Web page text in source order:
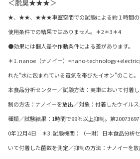
＜脱臭★★★＞
★、★★、★★★車室空間での試験による約１時間の
使用条件での結果ではありません。＊2＊3＊4
●効果には個人差や作動条件による差があります。
＊1. nanoe（ナノイー）=nano-technology+electric
れた“水に包まれている電気を帯びたイオン”のこと
本食品分析センター／試験方法：実車において付着
制の方法：ナノイーを放出／対象：付着したウイル
種類／試験結果：1時間で99％以上抑制。第
0年12月4日 ＊3. 試験機関：（一財）日本食品分析
いて付着した菌数を測定／抑制の方法：ナノイーを